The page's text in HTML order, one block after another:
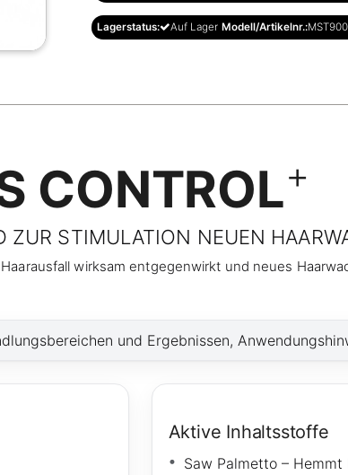
Lagerstatus: Auf Lager Modell/Artikelnr.:
CONTROL+
ZUR STIMULATION NEUEN
wirksam entgegenwirkt und neues
und Ergebnissen,
Aktive Inhaltsstoffe
Saw Palmetto – Hemmt